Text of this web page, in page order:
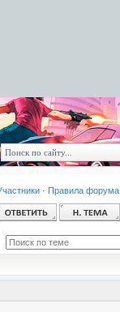
· Правила форума